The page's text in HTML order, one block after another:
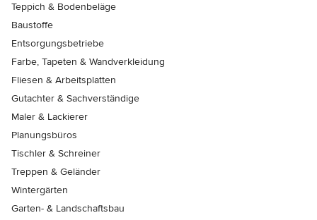
Teppich & Bodenbeläge
Baustoffe
Entsorgungsbetriebe
Farbe, Tapeten & Wandverkleidung
Fliesen & Arbeitsplatten
Gutachter & Sachverständige
Maler & Lackierer
Planungsbüros
Tischler & Schreiner
Treppen & Geländer
Wintergärten
Garten- & Landschaftsbau